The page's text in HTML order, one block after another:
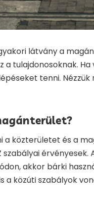
látvány a
a tulajdonosoknak.
tenni.
a közterületet és a
szabályai
akkor bárki
a közúti szabályok